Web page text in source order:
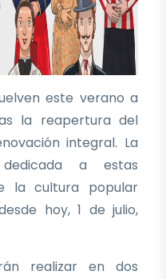
este verano a
la reapertura del
integral. La
dedicada a estas
la cultura popular
hoy, 1 de julio,
realizar en dos